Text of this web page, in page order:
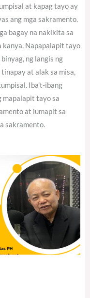
at kapag tayo ay
ang mga sakramento.
bagay na nakikita sa
kanya. Napapalapit tayo
ng langis ng
at alak sa misa,
Iba’t-ibang
mapalapit tayo sa
at lumapit sa
sakramento.